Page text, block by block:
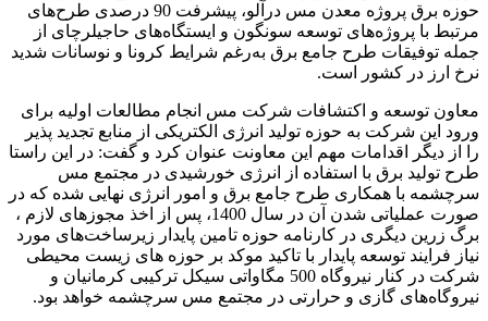
حوزه برق پروژه معدن مس درآلو، پیشرفت 90 درصدی طرح‌های
مرتبط با پروژه‌های توسعه سونگون و ایستگاه‌های حاجیلرچای از
جمله توفیقات طرح جامع برق به‌رغم شرایط کرونا و نوسانات شدید
نرخ ارز در کشور است.
معاون توسعه و اکتشافات شرکت مس انجام مطالعات اولیه برای
ورود این شرکت به حوزه تولید انرژی الکتریکی از منابع تجدید پذیر
را از دیگر اقدامات مهم این معاونت عنوان کرد و گفت: در این راستا
طرح تولید برق با استفاده از انرژی خورشیدی در مجتمع مس
سرچشمه با همکاری طرح جامع برق و امور انرژی نهایی شده که در
صورت عملیاتی شدن آن در سال 1400، پس از اخذ مجوزهای لازم ،
برگ زرین دیگری در کارنامه حوزه تامین پایدار زیرساخت‌های مورد
نیاز فرایند توسعه پایدار با تاکید موکد بر حوزه های زیست محیطی
شرکت در کنار نیروگاه 500 مگاواتی سیکل ترکیبی کرمانیان و
نیروگاه‌های گازی و حرارتی در مجتمع مس سرچشمه خواهد بود.